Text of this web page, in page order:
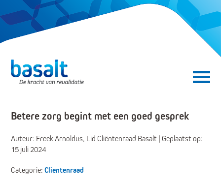
Direct naar de contentDirect naar de navigatie
Betere zorg begint met een goed gesprek
Auteur: Freek Arnoldus, Lid Cliëntenraad Basalt | Geplaatst op:
15 juli 2024
Categorie:Clientenraad